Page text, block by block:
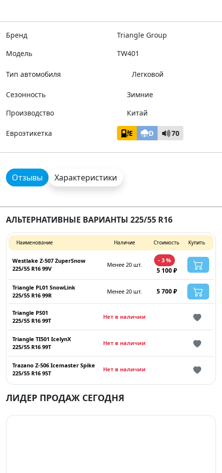
Бренд
Triangle Group
Модель
TW401
Тип автомобиля Легковой
Сезонность
Зимние
Производство
Китай
Евроэтикетка E D 70
Отзывы Характеристики
АЛЬТЕРНАТИВНЫЕ ВАРИАНТЫ 225/55 R16
Наименование Наличие Стоимость Купить
Westlake Z-507 ZuperSnow
225/55 R16 99V
Менее 20 шт.
- 3 %
5 100 ₽
Triangle PL01 SnowLink
225/55 R16 99R
Менее 20 шт. 5 700 ₽
Triangle PS01
225/55 R16 99T
Нет в наличии
Triangle TI501 IcelynX
225/55 R16 99T
Нет в наличии
Trazano Z-506 Icemaster Spike
225/55 R16 95T
Нет в наличии
ЛИДЕР ПРОДАЖ СЕГОДНЯ